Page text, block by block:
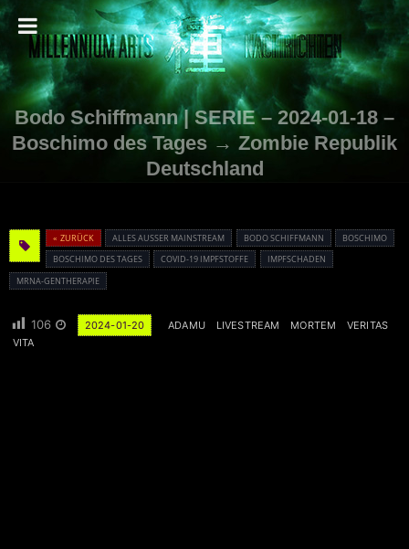
Bodo Schiffmann | SERIE – 2024-01-18 –
Boschimo des Tages → Zombie Republik
Deutschland
« ZURÜCK ALLES AUSSER MAINSTREAM BODO SCHIFFMANN
BOSCHIMO
BOSCHIMO DES TAGES
COVID-19 IMPFSTOFFE
IMPFSCHADEN
MRNA-GENTHERAPIE
106 2024-01-20 ADAMU LIVESTREAM MORTEM
VERITAS
VITA